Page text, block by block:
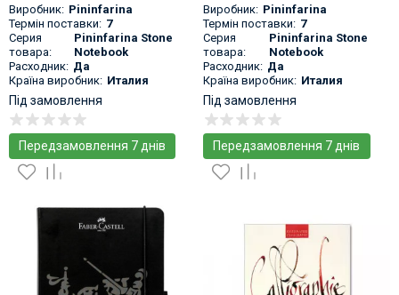
Черный
Виробник: Pininfarina
Термін поставки: 7
Серия
товара:
Pininfarina Stone
Notebook
Расходник: Да
Країна виробник: Италия
Під замовлення
Передзамовлення 7 днів
Paper Notebook A5 Красный
Виробник: Pininfarina
Термін поставки: 7
Серия
товара:
Pininfarina Stone
Notebook
Расходник: Да
Країна виробник: Италия
Під замовлення
Передзамовлення 7 днів